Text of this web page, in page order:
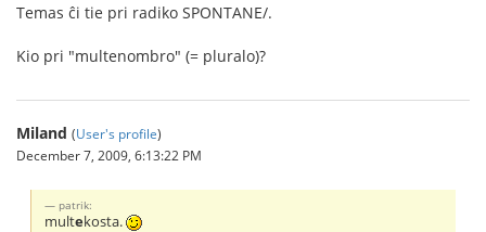
Temas ĉi tie pri radiko SPONTANE/.
Kio pri "multenombro" (= pluralo)?
Miland (User's profile)
December 7, 2009, 6:13:22 PM
patrik:
multekosta.